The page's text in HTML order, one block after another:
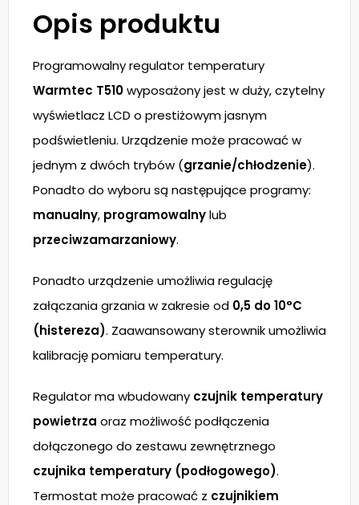
Opis produktu
Programowalny regulator temperatury
Warmtec T510wyposażony jest w duży, czytelny
wyświetlacz LCD o prestiżowym jasnym
podświetleniu. Urządzenie może pracować w
jednym z dwóch trybów (grzanie/chłodzenie).
Ponadto do wyboru są następujące programy:
manualny, programowalnylub
przeciwzamarzaniowy.
Ponadto urządzenie umożliwia regulację
załączania grzania w zakresie od 0,5 do 10°C
(histereza). Zaawansowany sterownik umożliwia
kalibrację pomiaru temperatury.
Regulator ma wbudowany czujnik temperatury
powietrza oraz możliwość podłączenia
dołączonego do zestawu zewnętrznego
czujnika temperatury (podłogowego).
Termostat może pracować z czujnikiem